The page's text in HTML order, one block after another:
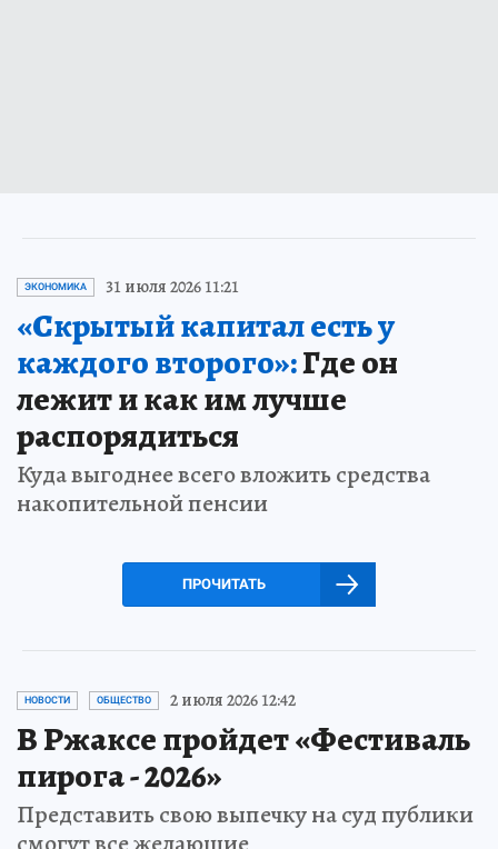
ЭКОНОМИКА 31 июля 2026 11:21
«Скрытый капитал есть у
каждого второго»:Где он
лежит и как им лучше
распорядиться
Куда выгоднее всего вложить средства
накопительной пенсии
ПРОЧИТАТЬ
НОВОСТИ ОБЩЕСТВО 2 июля 2026 12:42
В Ржаксе пройдет «Фестиваль
пирога - 2026»
Представить свою выпечку на суд публики